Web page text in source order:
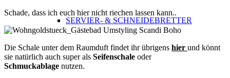
SERVIER- & SCHNEIDEBRETTER
Schade, dass ich euch hier nicht riechen lassen kann..
Die Schale unter dem Raumduft findet ihr übrigens hier und könnt
sie natürlich auch super als Seifenschale oder
Schmuckablage nutzen.